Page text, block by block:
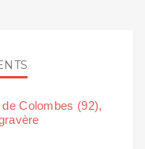
Colombes (92),